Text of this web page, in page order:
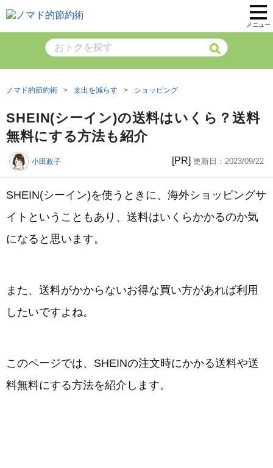
メニュー
ノマド的節約術 支出を減らす ショッピング
SHEIN(シーイン)の送料はいくら？送料
無料にする方法も紹介
小田政子 [PR] 更新日： 2023/09/22
SHEIN(シーイン)を使うときに、海外ショッピングサ
イトということもあり、送料はいくらかかるのか気
になると思います。
また、送料がかからないお得な買い方があれば利用
したいですよね。
このページでは、SHEINの注文時にかかる送料や送
料無料にする方法を紹介します。